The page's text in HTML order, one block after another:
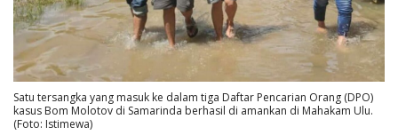
Satu tersangka yang masuk ke dalam tiga Daftar Pencarian Orang (DPO)
kasus Bom Molotov di Samarinda berhasil di amankan di Mahakam Ulu.
(Foto: Istimewa)